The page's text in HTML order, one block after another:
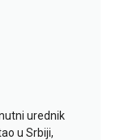
urednik
u Srbiji,